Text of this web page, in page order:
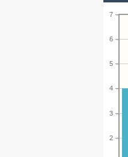
2
3
4
5
6
7